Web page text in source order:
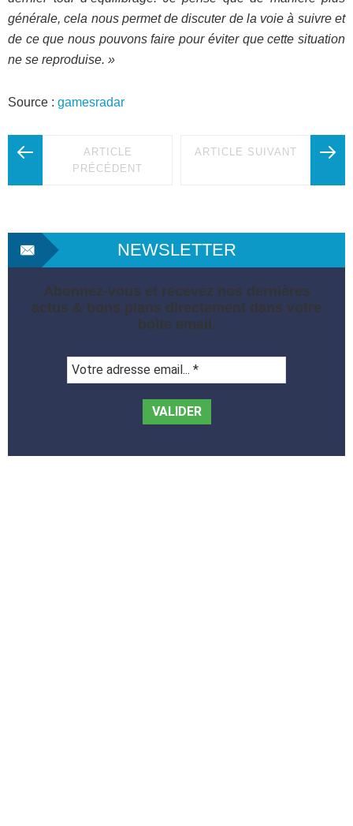
générale, cela nous permet de discuter de la voie à suivre et
de ce que nous pouvons faire pour éviter que cette situation
ne se reproduise. »
Source : gamesradar
ARTICLE
PRÉCÉDENT
ARTICLE SUIVANT
NEWSLETTER
Abonnez-vous et recevez nos dernières
actus & bons plans directement dans votre
boite email.
adresse